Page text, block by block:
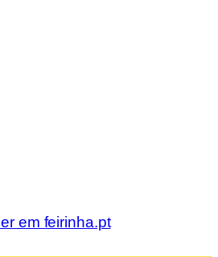
em feirinha.pt